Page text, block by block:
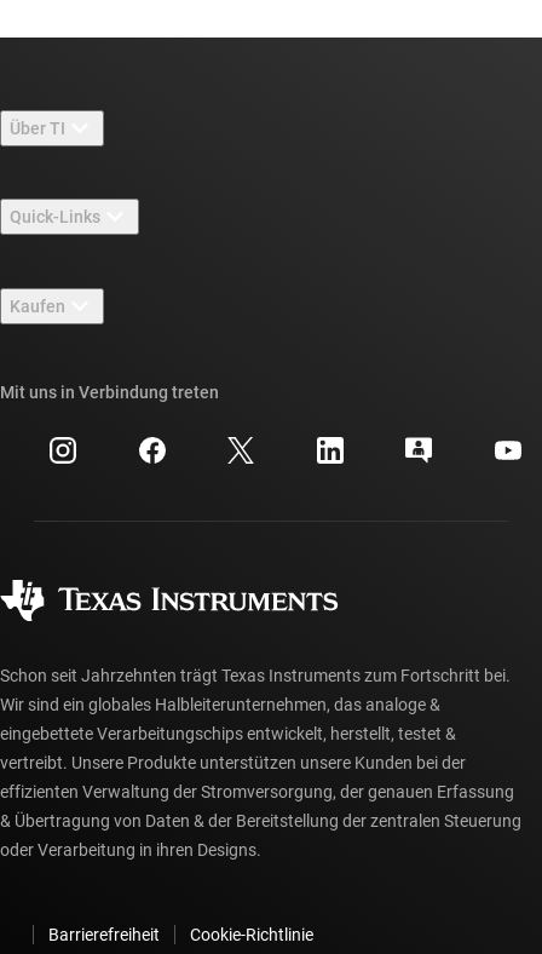
Über TI
Stellenangebote
Newsroom
Veranstaltungen
Investorenbeziehungen
Quick-Links
TI E2E™-Design-Support-Foren
Querverweis-Suche
Kundensupportzentrum
myTI-Konto FAQs
Kaufen
Häufig gestellte Fragen zu Bestellungen
Mit uns in Verbindung treten
Schon seit Jahrzehnten trägt Texas Instruments zum Fortschritt bei.
Wir sind ein globales Halbleiterunternehmen, das analoge &
eingebettete Verarbeitungschips entwickelt, herstellt, testet &
vertreibt. Unsere Produkte unterstützen unsere Kunden bei der
effizienten Verwaltung der Stromversorgung, der genauen Erfassung
& Übertragung von Daten & der Bereitstellung der zentralen Steuerung
oder Verarbeitung in ihren Designs.
Barrierefreiheit
Cookie-Richtlinie